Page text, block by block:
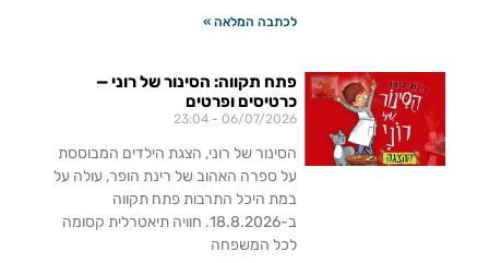
לכתבה המלאה »
פתח תקווה: הסינור של רוני —
כרטיסים ופרטים
06/07/2026
הסינור של רוני, הצגת הילדים המבוססת
על ספרה האהוב של רינת הופר, עולה על
במת היכל התרבות פתח תקווה
ב-18.8.2026. חוויה תיאטרלית קסומה
לכל המשפחה